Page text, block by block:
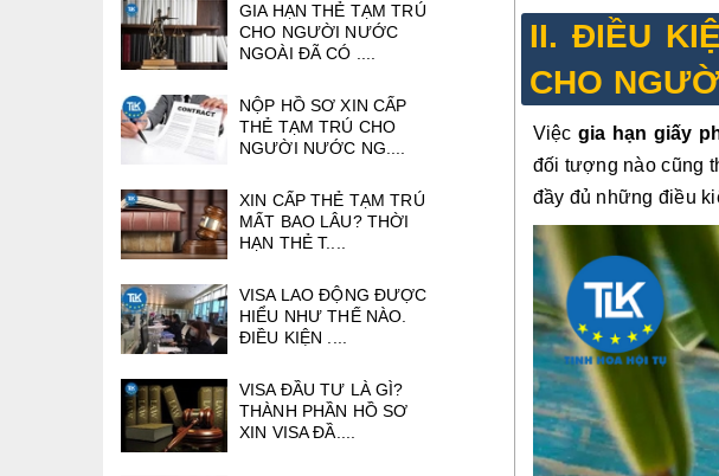
II. ĐIỀU
CHO
Việc gia hạn giấy
đối tượng nào cũng
đầy đủ những điều
GIA HẠN THẺ TẠM TRÚ
CHO NGƯỜI NƯỚC
NGOÀI ĐÃ CÓ ....
NỘP HỒ SƠ XIN CẤP
THẺ TẠM TRÚ CHO
NGƯỜI NƯỚC NG....
XIN CẤP THẺ TẠM TRÚ
MẤT BAO LÂU? THỜI
HẠN THẺ T....
VISA LAO ĐỘNG ĐƯỢC
HIỂU NHƯ THẾ NÀO.
ĐIỀU KIỆN ....
VISA ĐẦU TƯ LÀ GÌ?
THÀNH PHẦN HỒ SƠ
XIN VISA ĐẦ....